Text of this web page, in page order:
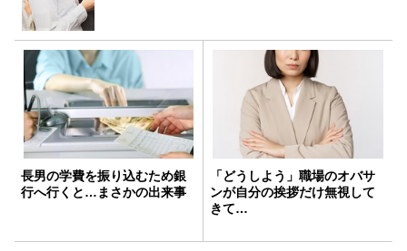
長男の学費を振り込むため銀
行へ行くと…まさかの出来事
「どうしよう」職場のオバサ
ンが自分の挨拶だけ無視して
きて…